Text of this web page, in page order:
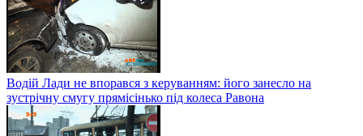
Водій Лади не впорався з керуванням: його занесло на
зустрічну смугу прямісінько під колеса Равона